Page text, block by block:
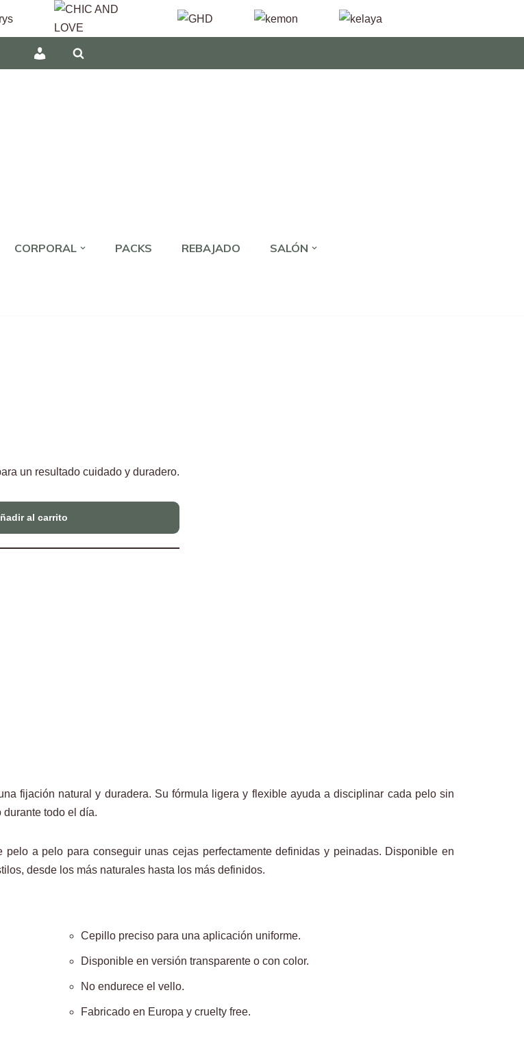
INICIAR
CORPORAL PACKS REBAJADO
SALÓN
un resultado cuidado y duradero.
al carrito
fijación natural y duradera. Su fórmula ligera y flexible ayuda a disciplinar cada pelo sin
todo el día.
a pelo para conseguir unas cejas perfectamente definidas y peinadas. Disponible en
desde los más naturales hasta los más definidos.
Cepillo preciso para una aplicación uniforme.
Disponible en versión transparente o con color.
No endurece el vello.
Fabricado en Europa y cruelty free.